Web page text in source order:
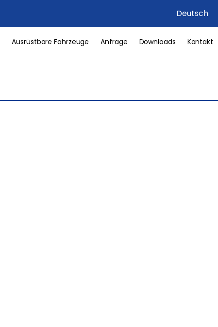
Deutsch
Ausrüstbare Fahrzeuge Anfrage Downloads Kontakt